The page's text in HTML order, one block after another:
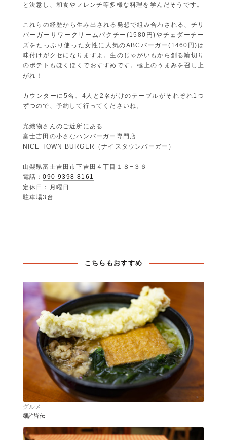
と決意し、和食やフレンチ等多様な料理を学んだそうです。
これらの経歴から生み出される発想で組み合わされる、チリ
バーガーサワークリームパクチー(1580円)やチェダーチー
ズをたっぷり使った女性に人気のABCバーガー(1460円)は
味付けがクセになりますよ。生のじゃがいもから創る輪切り
のポテトもほくほくでおすすめです。極上のうまみを召し上
がれ！
カウンターに5名、4人と2名がけのテーブルがそれぞれ1つ
ずつので、予約して行ってくださいね。
光織物さんのご近所にある
富士吉田の小さなハンバーガー専門店
NICE TOWN BURGER（ナイスタウンバーガー）
山梨県富士吉田市下吉田４丁目１８−３６
電話：090-9398-8161
定休日：月曜日
駐車場3台
こちらもおすすめ
グルメ
麺許皆伝